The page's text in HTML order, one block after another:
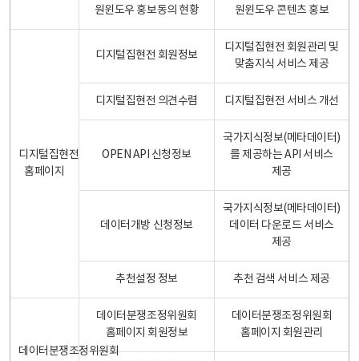
원윈도우 홍보동의 현황 원윈도우 콘텐츠 홍보
디지털집현전
홈페이지
디지털집현전 회원정보
디지털집현전 회원관리 및
맞춤지식 서비스 제공
디지털집현전 의견수렴 디지털집현전 서비스 개선
OPEN API 신청정보
국가지식정보(메타데이터)
를 제공하는 API 서비스
제공
데이터개방 신청정보
국가지식정보(메타데이터)
데이터 다운로드 서비스
제공
추천설정 정보 추천 검색 서비스 제공
데이터분쟁조정위원회
데이터분쟁조정위원회
홈페이지 회원정보
데이터분쟁조정위원회
홈페이지 회원관리